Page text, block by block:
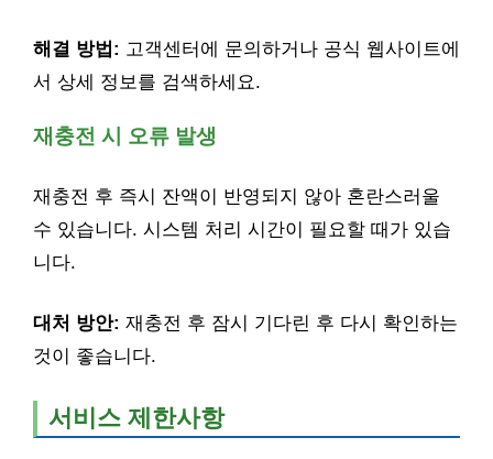
해결 방법: 고객센터에 문의하거나 공식 웹사이트에
서 상세 정보를 검색하세요.
재충전 시 오류 발생
재충전 후 즉시 잔액이 반영되지 않아 혼란스러울
수 있습니다. 시스템 처리 시간이 필요할 때가 있습
니다.
대처 방안: 재충전 후 잠시 기다린 후 다시 확인하는
것이 좋습니다.
서비스 제한사항